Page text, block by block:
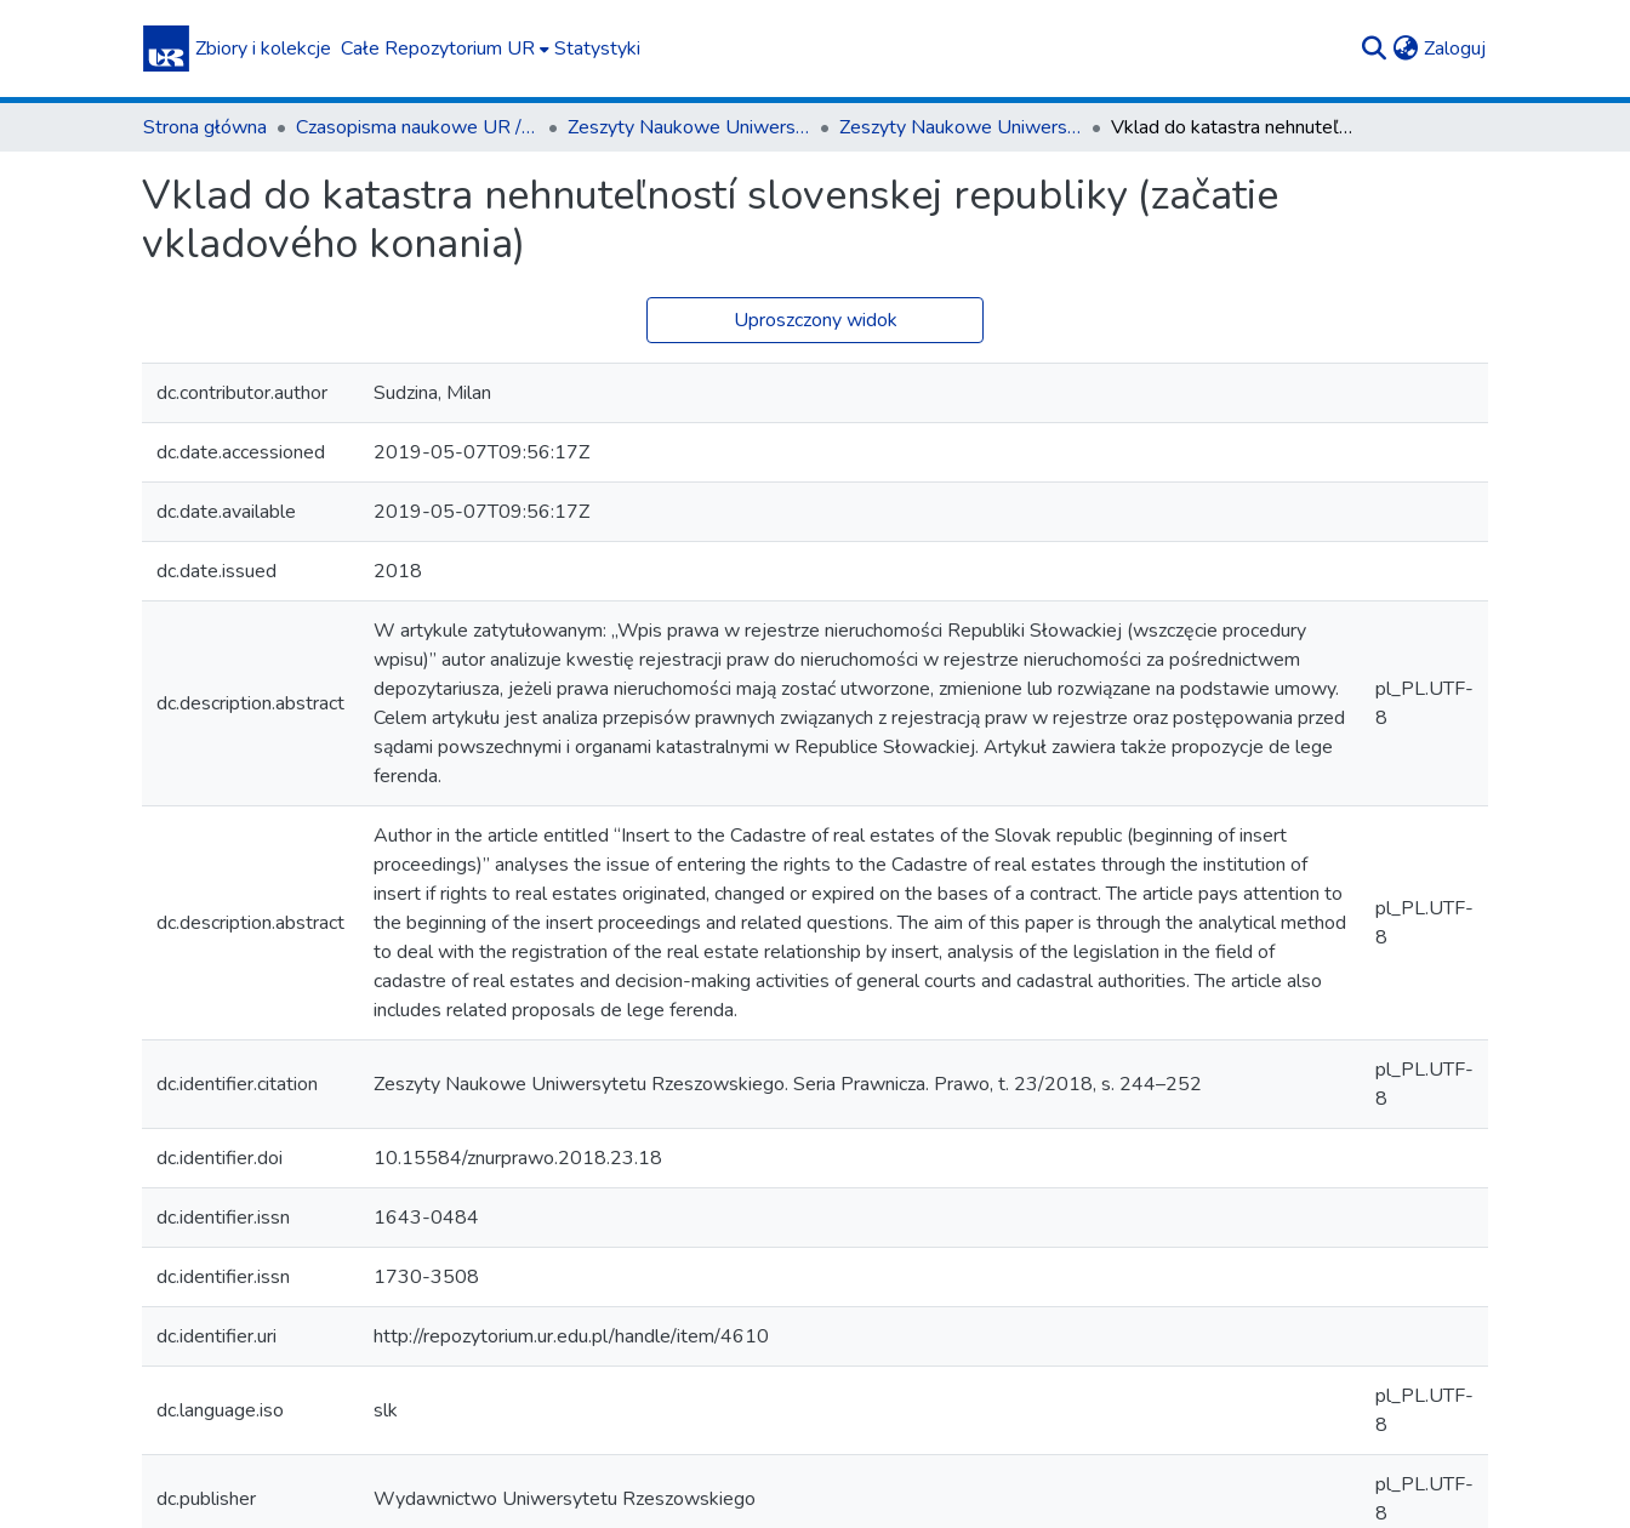
Zbiory i kolekcje Całe Repozytorium UR Statystyki Zaloguj
Strona główna Czasopisma naukowe UR / Scientific Journals Zeszyty Naukowe Uniwersytetu Rzeszowskiego. Seria Prawnicza. Prawo Zeszyty Naukowe Uniwersytetu Rzeszowskiego. Seria Prawnicza. Prawo 23 (2018) Vklad do katastra nehnuteľností slovenskej republiky (začatie vkladového konania)
Vklad do katastra nehnuteľností slovenskej republiky (začatie
vkladového konania)
Uproszczony widok
dc.contributor.author Sudzina, Milan
dc.date.accessioned 2019-05-07T09:56:17Z
dc.date.available 2019-05-07T09:56:17Z
dc.date.issued 2018
dc.description.abstract
W artykule zatytułowanym: „Wpis prawa w rejestrze nieruchomości Republiki Słowackiej (wszczęcie procedury
wpisu)” autor analizuje kwestię rejestracji praw do nieruchomości w rejestrze nieruchomości za pośrednictwem
depozytariusza, jeżeli prawa nieruchomości mają zostać utworzone, zmienione lub rozwiązane na podstawie umowy.
Celem artykułu jest analiza przepisów prawnych związanych z rejestracją praw w rejestrze oraz postępowania przed
sądami powszechnymi i organami katastralnymi w Republice Słowackiej. Artykuł zawiera także propozycje de lege
ferenda.
pl_PL.UTF-
8
dc.description.abstract
Author in the article entitled “Insert to the Cadastre of real estates of the Slovak republic (beginning of insert
proceedings)” analyses the issue of entering the rights to the Cadastre of real estates through the institution of
insert if rights to real estates originated, changed or expired on the bases of a contract. The article pays attention to
the beginning of the insert proceedings and related questions. The aim of this paper is through the analytical method
to deal with the registration of the real estate relationship by insert, analysis of the legislation in the field of
cadastre of real estates and decision-making activities of general courts and cadastral authorities. The article also
includes related proposals de lege ferenda.
pl_PL.UTF-
8
dc.identifier.citation Zeszyty Naukowe Uniwersytetu Rzeszowskiego. Seria Prawnicza. Prawo, t. 23/2018, s. 244–252
pl_PL.UTF-
8
dc.identifier.doi 10.15584/znurprawo.2018.23.18
dc.identifier.issn 1643-0484
dc.identifier.issn 1730-3508
dc.identifier.uri http://repozytorium.ur.edu.pl/handle/item/4610
dc.language.iso slk
pl_PL.UTF-
8
dc.publisher Wydawnictwo Uniwersytetu Rzeszowskiego
pl_PL.UTF-
8